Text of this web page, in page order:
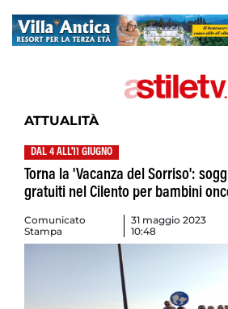
ATTUALITÀ
DAL 4 ALL'11 GIUGNO
Torna la 'Vacanza del Sorriso':
gratuiti nel Cilento per bambini
Comunicato
Stampa
31 maggio 2023
10:48